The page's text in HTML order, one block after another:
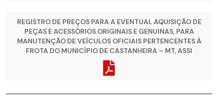
REGISTRO DE PREÇOS PARA A EVENTUAL AQUISIÇÃO DE
PEÇAS E ACESSÓRIOS ORIGINAIS E GENUINAS, PARA
MANUTENÇÃO DE VEÍCULOS OFICIAIS PERTENCENTES À
FROTA DO MUNICÍPIO DE CASTANHEIRA – MT, ASSI